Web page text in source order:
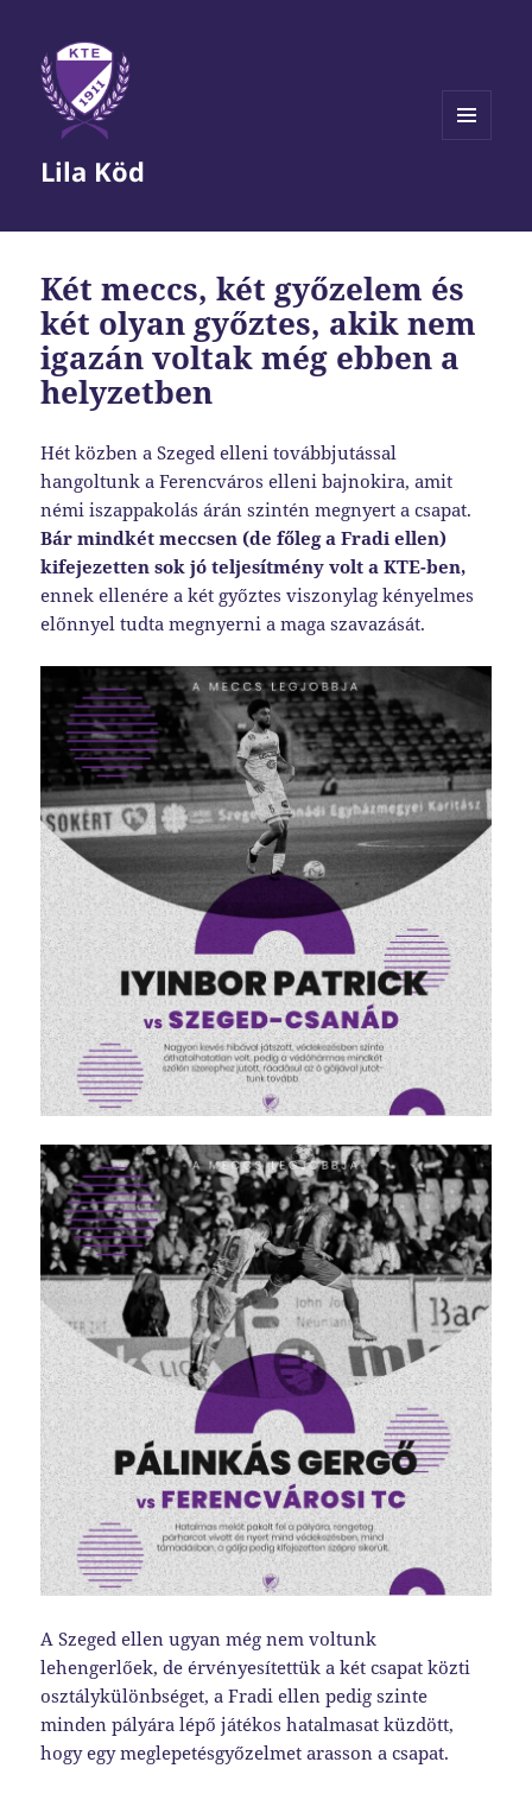
Lila Köd
Két meccs, két győzelem és
két olyan győztes, akik nem
igazán voltak még ebben a
helyzetben
Hét közben a Szeged elleni továbbjutással
hangoltunk a Ferencváros elleni bajnokira, amit
némi iszappakolás árán szintén megnyert a csapat.
Bár mindkét meccsen (de főleg a Fradi ellen)
kifejezetten sok jó teljesítmény volt a KTE-ben,
ennek ellenére a két győztes viszonylag kényelmes
előnnyel tudta megnyerni a maga szavazását.
A Szeged ellen ugyan még nem voltunk
lehengerlőek, de érvényesítettük a két csapat közti
osztálykülönbséget, a Fradi ellen pedig szinte
minden pályára lépő játékos hatalmasat küzdött,
hogy egy meglepetésgyőzelmet arasson a csapat.